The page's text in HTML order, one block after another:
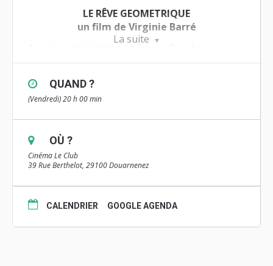
La suite
LE RÊVE GEOMETRIQUE
un film de Virginie Barré
groupement des chaînes locales de Bretagne :
Avec le soutien de la Région Bretagne en
partenariat avec le CNC
Et l’aide de la ville de Douarnenez, l’ESSAB-site
de Quimper, l’école Victor Hugo et Marie Curie
à Douarnenez
Projection publique et gratuite
Le 3 mars 2017 à 20H
Au cinéma Le Club 39 rue Berthelot 29100
QUAND ?
(Vendredi) 20 h 00 min
OÙ ?
Cinéma Le Club
39 Rue Berthelot, 29100 Douarnenez
CALENDRIER GOOGLE AGENDA